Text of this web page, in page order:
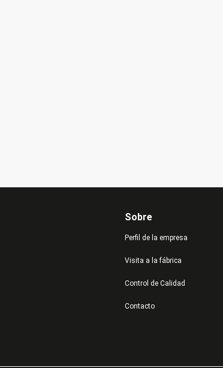
Sobre
Perfil de la empresa
Visita a la fábrica
Control de Calidad
Contacto